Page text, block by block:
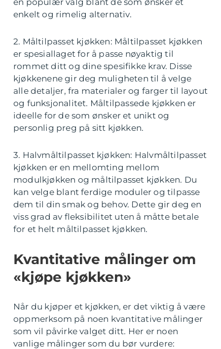
enkelt og rimelig alternativ.
2. Måltilpasset kjøkken: Måltilpasset kjøkken
er spesiallaget for å passe nøyaktig til
rommet ditt og dine spesifikke krav. Disse
kjøkkenene gir deg muligheten til å velge
alle detaljer, fra materialer og farger til layout
og funksjonalitet. Måltilpassede kjøkken er
ideelle for de som ønsker et unikt og
personlig preg på sitt kjøkken.
3. Halvmåltilpasset kjøkken: Halvmåltilpasset
kjøkken er en mellomting mellom
modulkjøkken og måltilpasset kjøkken. Du
kan velge blant ferdige moduler og tilpasse
dem til din smak og behov. Dette gir deg en
viss grad av fleksibilitet uten å måtte betale
for et helt måltilpasset kjøkken.
Kvantitative målinger om
«kjøpe kjøkken»
Når du kjøper et kjøkken, er det viktig å være
oppmerksom på noen kvantitative målinger
som vil påvirke valget ditt. Her er noen
vanlige målinger som du bør vurdere: